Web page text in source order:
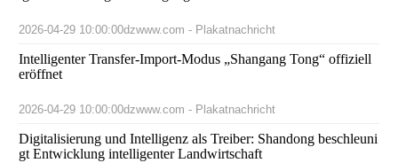
2026-04-29 10:00:00dzwww.com - Plakatnachricht
Intelligenter Transfer-Import-Modus „Shangang Tong“ offiziell
eröffnet
2026-04-29 10:00:00dzwww.com - Plakatnachricht
Digitalisierung und Intelligenz als Treiber: Shandong beschleuni
gt Entwicklung intelligenter Landwirtschaft